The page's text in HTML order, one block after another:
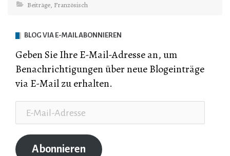
Beiträge, Französisch
BLOG VIA E-MAIL ABONNIEREN
Geben Sie Ihre E-Mail-Adresse an, um
Benachrichtigungen über neue Blogeinträge
via E-Mail zu erhalten.
Mail-
Adresse
Abonnieren